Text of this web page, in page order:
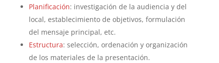
Planificación: investigación de la audiencia y del
local, establecimiento de objetivos, formulación
del mensaje principal, etc.
Estructura: selección, ordenación y organización
de los materiales de la presentación.